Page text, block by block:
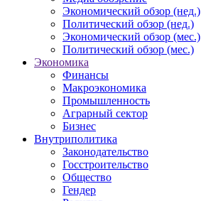
Экономический обзор (нед.)
Политический обзор (нед.)
Экономический обзор (мес.)
Политический обзор (мес.)
Экономика
Финансы
Макроэкономика
Промышленность
Аграрный сектор
Бизнес
Внутриполитика
Законодательство
Госстроительство
Общество
Гендер